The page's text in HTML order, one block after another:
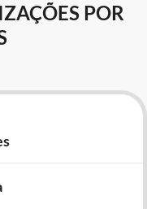
POR